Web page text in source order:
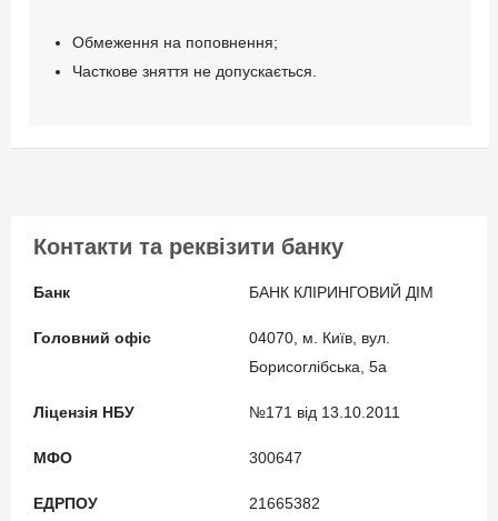
Обмеження на поповнення;
Часткове зняття не допускається.
Контакти та реквізити банку
Банк БАНК КЛІРИНГОВИЙ ДІМ
Головний офіс
04070, м. Київ, вул.
Борисоглібська, 5а
Ліцензія НБУ №171 від 13.10.2011
МФО 300647
ЕДРПОУ 21665382